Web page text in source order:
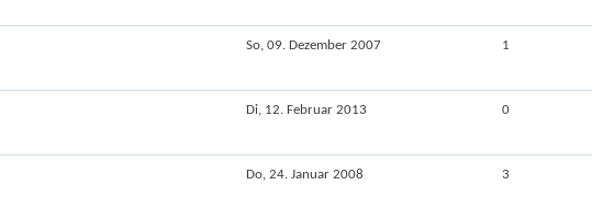
So, 09. Dezember 2007 1
Di, 12. Februar 2013 0
Do, 24. Januar 2008 3